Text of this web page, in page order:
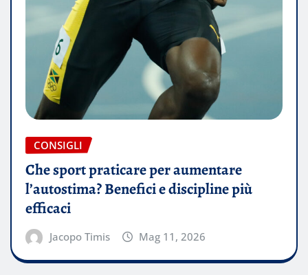
CONSIGLI
Che sport praticare per aumentare
l’autostima? Benefici e discipline più
efficaci
Jacopo Timis Mag 11, 2026